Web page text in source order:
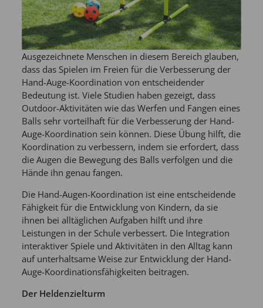
Ausgezeichnete Menschen in diesem Bereich glauben,
dass das Spielen im Freien für die Verbesserung der
Hand-Auge-Koordination von entscheidender
Bedeutung ist. Viele Studien haben gezeigt, dass
Outdoor-Aktivitäten wie das Werfen und Fangen eines
Balls sehr vorteilhaft für die Verbesserung der Hand-
Auge-Koordination sein können. Diese Übung hilft, die
Koordination zu verbessern, indem sie erfordert, dass
die Augen die Bewegung des Balls verfolgen und die
Hände ihn genau fangen.
Die Hand-Augen-Koordination ist eine entscheidende
Fähigkeit für die Entwicklung von Kindern, da sie
ihnen bei alltäglichen Aufgaben hilft und ihre
Leistungen in der Schule verbessert. Die Integration
interaktiver Spiele und Aktivitäten in den Alltag kann
auf unterhaltsame Weise zur Entwicklung der Hand-
Auge-Koordinationsfähigkeiten beitragen.
Der Heldenzielturm